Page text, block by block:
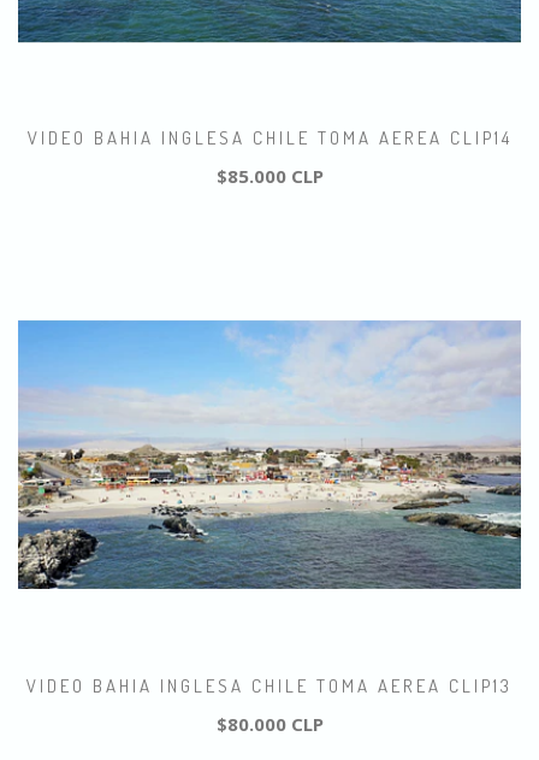
VIDEO BAHIA INGLESA CHILE TOMA AEREA CLIP14
$85.000 CLP
VIDEO BAHIA INGLESA CHILE TOMA AEREA CLIP13
$80.000 CLP